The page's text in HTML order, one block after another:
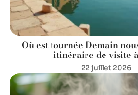
Où est tournée Demain
itinéraire de visite
22 juillet 2026